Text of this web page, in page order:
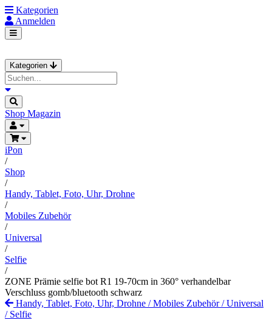
Kategorien
Anmelden
Kategorien
Shop Magazin
iPon
/
Shop
/
Handy, Tablet, Foto, Uhr, Drohne
/
Mobiles Zubehör
/
Universal
/
Selfie
/
ZONE Prämie selfie bot R1 19-70cm in 360° verhandelbar
Verschluss gomb/bluetooth schwarz
Handy, Tablet, Foto, Uhr, Drohne /Mobiles Zubehör/Universal
/ Selfie